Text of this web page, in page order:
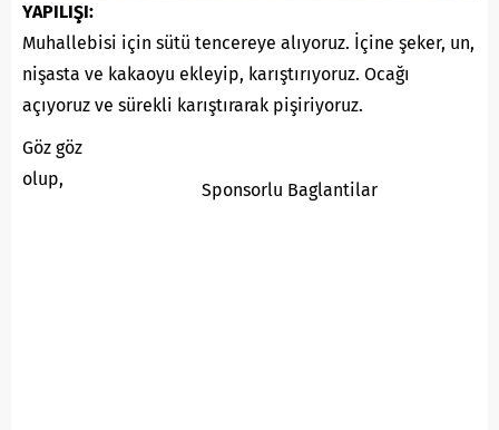
YAPILIŞI:
Muhallebisi için sütü tencereye alıyoruz. İçine şeker, un,
nişasta ve kakaoyu ekleyip, karıştırıyoruz. Ocağı
açıyoruz ve sürekli karıştırarak pişiriyoruz.
Sponsorlu Baglantilar
Göz göz
olup,